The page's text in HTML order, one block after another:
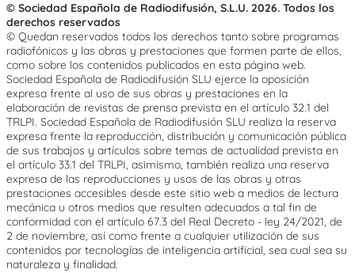
© Sociedad Española de Radiodifusión, S.L.U. 2026. Todos los
derechos reservados
© Quedan reservados todos los derechos tanto sobre programas
radiofónicos y las obras y prestaciones que formen parte de ellos,
como sobre los contenidos publicados en esta página web.
Sociedad Española de Radiodifusión SLU ejerce la oposición
expresa frente al uso de sus obras y prestaciones en la
elaboración de revistas de prensa prevista en el artículo 32.1 del
TRLPI. Sociedad Española de Radiodifusión SLU realiza la reserva
expresa frente la reproducción, distribución y comunicación pública
de sus trabajos y artículos sobre temas de actualidad prevista en
el artículo 33.1 del TRLPI, asimismo, también realiza una reserva
expresa de las reproducciones y usos de las obras y otras
prestaciones accesibles desde este sitio web a medios de lectura
mecánica u otros medios que resulten adecuados a tal fin de
conformidad con el artículo 67.3 del Real Decreto - ley 24/2021, de
2 de noviembre, así como frente a cualquier utilización de sus
contenidos por tecnologías de inteligencia artificial, sea cual sea su
naturaleza y finalidad.